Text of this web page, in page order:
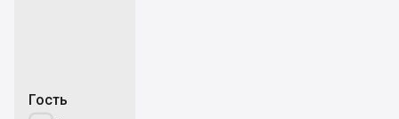
Гость